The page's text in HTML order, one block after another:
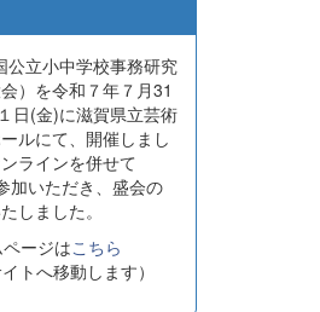
立小中学校事務研究
）を令和７年７月31
日(金)に滋賀県立芸術
ルにて、開催しまし
ラインを併せて
加いただき、盛会の
しました。
ージはこちら
トへ移動します）